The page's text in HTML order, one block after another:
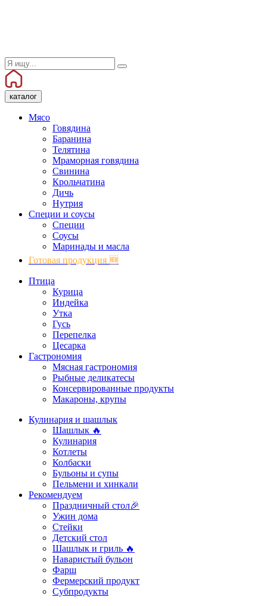
каталог
Мясо
Говядина
Баранина
Телятина
Мраморная говядина
Свинина
Крольчатина
Дичь
Нутрия
Специи и соусы
Специи
Соусы
Маринады и масла
Готовая продукция 🆕
Птица
Курица
Индейка
Утка
Гусь
Перепелка
Цесарка
Гастрономия
Мясная гастрономия
Рыбные деликатесы
Консервированные продукты
Макароны, крупы
Кулинария и шашлык
Шашлык 🔥
Кулинария
Котлеты
Колбаски
Бульоны и супы
Пельмени и хинкали
Рекомендуем
Праздничный стол🎉
Ужин дома
Стейки
Детский стол
Шашлык и гриль 🔥
Наваристый бульон
Фарш
Фермерский продукт
Субпродукты